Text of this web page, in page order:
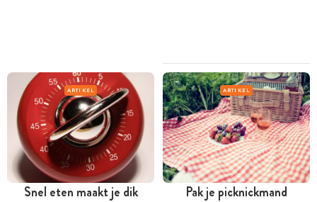
ARTIKEL
Snel eten maakt je dik
ARTIKEL
Pak je picknickmand